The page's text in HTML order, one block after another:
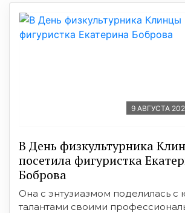
9 АВГУСТА
В День физкультурника
посетила фигуристка
Боброва
Она с энтузиазмом поделилась
талантами своими